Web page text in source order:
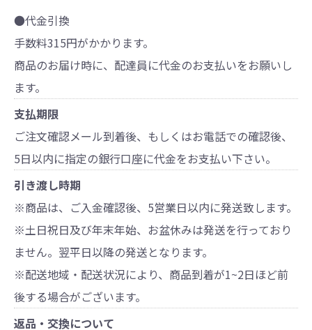
●代金引換
手数料315円がかかります。
商品のお届け時に、配達員に代金のお支払いをお願いし
ます。
支払期限
ご注文確認メール到着後、もしくはお電話での確認後、
5日以内に指定の銀行口座に代金をお支払い下さい。
引き渡し時期
※商品は、ご入金確認後、5営業日以内に発送致します。
※土日祝日及び年末年始、お盆休みは発送を行っており
ません。翌平日以降の発送となります。
※配送地域・配送状況により、商品到着が1~2日ほど前
後する場合がございます。
返品・交換について